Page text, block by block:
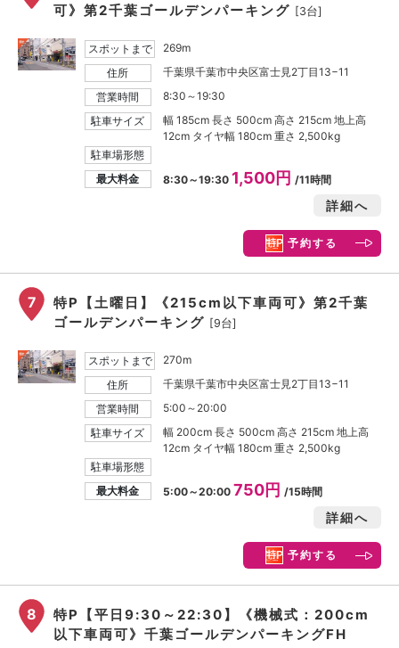
可》第2千葉ゴールデンパーキング [3台]
スポットまで
269m
住所
千葉県千葉市中央区富士見2丁目13−11
営業時間
8:30～19:30
駐車サイズ
幅 185cm 長さ 500cm 高さ 215cm 地上高
12cm タイヤ幅 180cm 重さ 2,500kg
駐車場形態
最大料金
8:30～19:30 1,500円 /11時間
詳細へ
予約する
7
特P【土曜日】《215cm以下車両可》第2千葉
ゴールデンパーキング [9台]
スポットまで
270m
住所
千葉県千葉市中央区富士見2丁目13−11
営業時間
5:00～20:00
駐車サイズ
幅 200cm 長さ 500cm 高さ 215cm 地上高
12cm タイヤ幅 180cm 重さ 2,500kg
駐車場形態
最大料金
5:00～20:00 750円 /15時間
詳細へ
予約する
8
特P【平日9:30～22:30】《機械式：200cm
以下車両可》千葉ゴールデンパーキングFH